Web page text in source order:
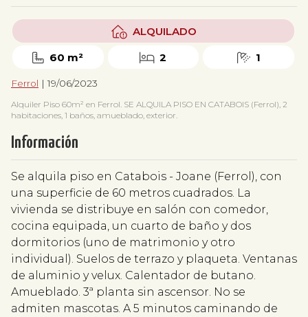
ALQUILADO
60 m² 2 1
Ferrol | 19/06/2023
Alquiler Piso 60m² en Ferrol. SE ALQUILA PISO EN CATABOIS (Ferrol), 2
habitaciones, 1 baños, amueblado, exterior.
Información
Se alquila piso en Catabois - Joane (Ferrol), con
una superficie de 60 metros cuadrados. La
vivienda se distribuye en salón con comedor,
cocina equipada, un cuarto de baño y dos
dormitorios (uno de matrimonio y otro
individual). Suelos de terrazo y plaqueta. Ventanas
de aluminio y velux. Calentador de butano.
Amueblado. 3ª planta sin ascensor. No se
admiten mascotas. A 5 minutos caminando de